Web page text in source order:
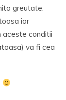
greutate.
iar
aceste conditii
va fi cea